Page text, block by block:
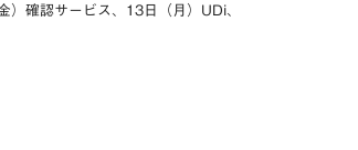
確認サービス、13日（月）UDi、